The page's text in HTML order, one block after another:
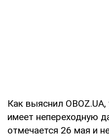
Как выяснил
имеет непереходную
отмечается 26 мая и